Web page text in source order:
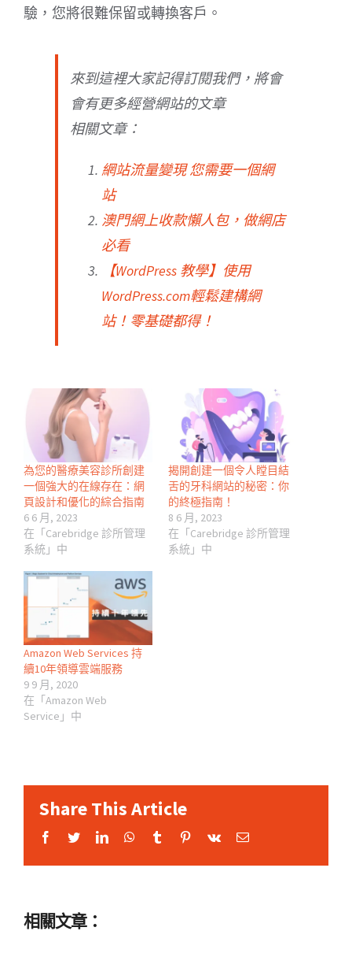
驗，您將很難保留或轉換客戶。
來到這裡大家記得訂閱我們，將會
會有更多經營網站的文章
相關文章：
網站流量變現 您需要一個網
站
澳門網上收款懶人包，做網店
必看
【WordPress 教學】使用
WordPress.com輕鬆建構網
站！零基礎都得！
為您的醫療美容診所創建
一個強大的在線存在：網
頁設計和優化的綜合指南
6 6 月, 2023
在「Carebridge 診所管理
系統」中
揭開創建一個令人瞠目結
舌的牙科網站的秘密：你
的終極指南！
8 6 月, 2023
在「Carebridge 診所管理
系統」中
Amazon Web Services 持
續10年領導雲端服務
9 9 月, 2020
在「Amazon Web
Service」中
Share This Article
Facebook
TwitterLinkedInWhatsApp
Tumblr Pinterest
Vk Email:
相關文章：